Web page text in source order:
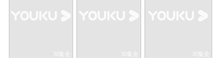
36集全 30集全 30集全